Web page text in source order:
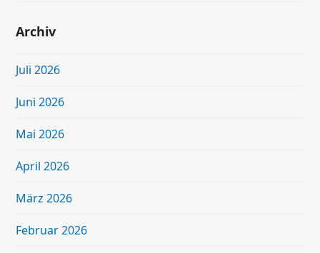
Archiv
Juli 2026
Juni 2026
Mai 2026
April 2026
März 2026
Februar 2026